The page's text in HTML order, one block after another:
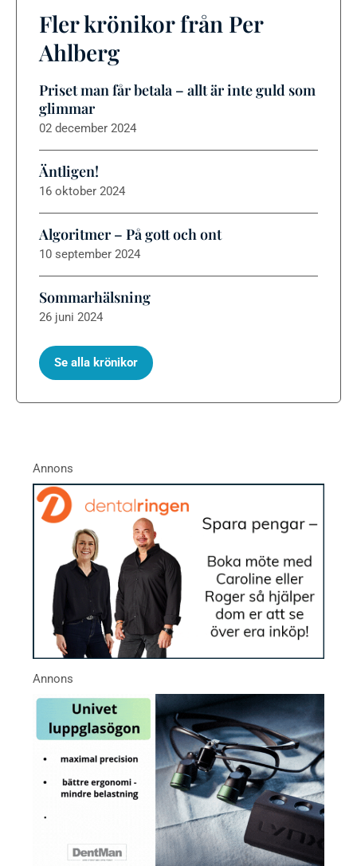
Fler krönikor från Per
Ahlberg
Priset man får betala – allt är inte guld som
glimmar
02 december 2024
Äntligen!
16 oktober 2024
Algoritmer – På gott och ont
10 september 2024
Sommarhälsning
26 juni 2024
Se alla krönikor